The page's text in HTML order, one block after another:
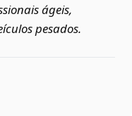
ágeis,
pesados.